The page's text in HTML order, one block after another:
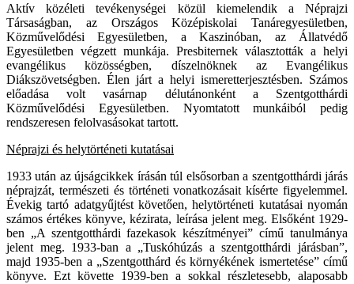
Aktív közéleti tevékenységei közül kiemelendik a Néprajzi
Társaságban, az Országos Középiskolai Tanáregyesületben,
Közművelődési Egyesületben, a Kaszinóban, az Állatvédő
Egyesületben végzett munkája. Presbiternek választották a helyi
evangélikus közösségben, díszelnöknek az Evangélikus
Diákszövetségben. Élen járt a helyi ismeretterjesztésben. Számos
előadása volt vasárnap délutánonként a Szentgotthárdi
Közművelődési Egyesületben. Nyomtatott munkáiból pedig
rendszeresen felolvasásokat tartott.
Néprajzi és helytörténeti kutatásai
1933 után az újságcikkek írásán túl elsősorban a szentgotthárdi járás
néprajzát, természeti és történeti vonatkozásait kísérte figyelemmel.
Évekig tartó adatgyűjtést követően, helytörténeti kutatásai nyomán
számos értékes könyve, kézirata, leírása jelent meg. Elsőként 1929-
ben „A szentgotthárdi fazekasok készítményei” című tanulmánya
jelent meg. 1933-ban a „Tuskóhúzás a szentgotthárdi járásban”,
majd 1935-ben a „Szentgotthárd és környékének ismertetése” című
könyve. Ezt követte 1939-ben a sokkal részletesebb, alaposabb